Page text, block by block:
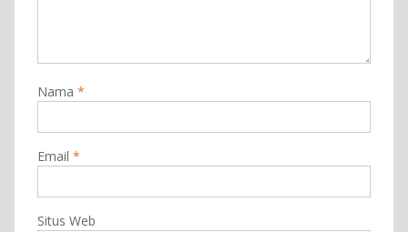
Nama *
Email *
Situs Web